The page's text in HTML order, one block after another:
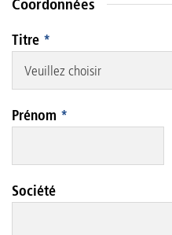
Coordonnées
Titre *
Veuillez choisir
Prénom *
Société